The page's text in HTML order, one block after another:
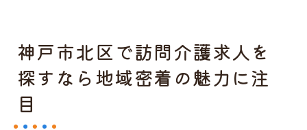
訪問介護で地域社会に貢献する具体例
地元での求人情報を効率よく収集する方法
訪問介護の求人で地域社会に貢献する仕事の魅
神戸市北区で訪問介護求人を
探すなら地域密着の魅力に注
目